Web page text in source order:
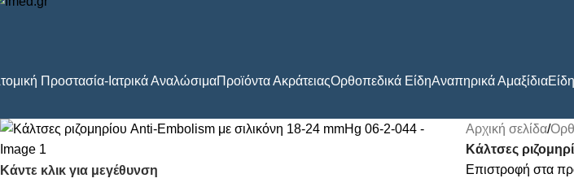
Προστασία-Ιατρικά ΑναλώσιμαΠροϊόντα ΑκράτειαςΟρθοπεδικά ΕίδηΑναπηρικά Αμαξίδια
Κάντε κλικ για μεγέθυνση
Αρχική σελίδα/
Κάλτσες
Επιστροφή στα